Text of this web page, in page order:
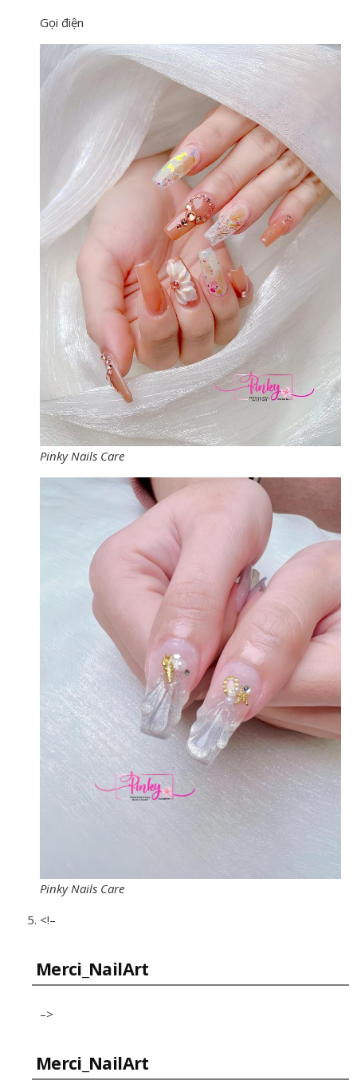
Gọi điện
Pinky Nails Care
Pinky Nails Care
<!–
Merci_NailArt
–>
Merci_NailArt